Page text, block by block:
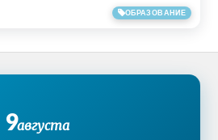
ОБРАЗОВАНИЕ
9августа